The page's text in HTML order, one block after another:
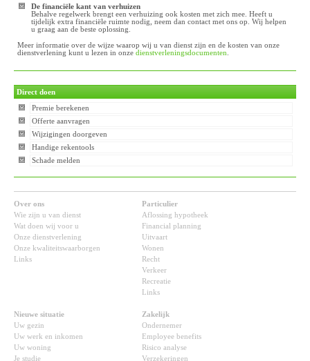
De financiële kant van verhuizen
Behalve regelwerk brengt een verhuizing ook kosten met zich mee. Heeft u
tijdelijk extra financiële ruimte nodig, neem dancontact met ons op. Wij helpen
u graag aan de beste oplossing.
Meer informatie over de wijze waarop wij u van dienst zijn en de kosten van onze
dienstverlening kunt u lezen in onze dienstverleningsdocumenten
Direct doen
Premie berekenen
Offerte aanvragen
Wijzigingen doorgeven
Handige rekentools
Schade melden
Over ons
Wie zijn u van dienst
Wat doen wij voor u
Onze dienstverlening
Onze kwaliteitswaarborgen
Links
Particulier
Aflossing hypotheek
Financial planning
Uitvaart
Wonen
Recht
Verkeer
Recreatie
Links
Nieuwe situatie
Uw gezin
Uw werk en inkomen
Uw woning
Je studie
Zakelijk
Ondernemer
Employee benefits
Risico analyse
Verzekeringen